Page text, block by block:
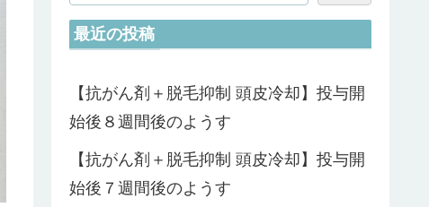
最近の投稿
【抗がん剤＋脱毛抑制 頭皮冷却】投与開
始後８週間後のようす
【抗がん剤＋脱毛抑制 頭皮冷却】投与開
始後７週間後のようす